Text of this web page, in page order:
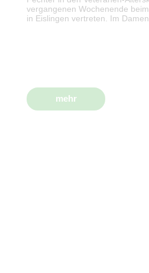
vergangenen Wochenende
in Eislingen vertreten. Im
mehr